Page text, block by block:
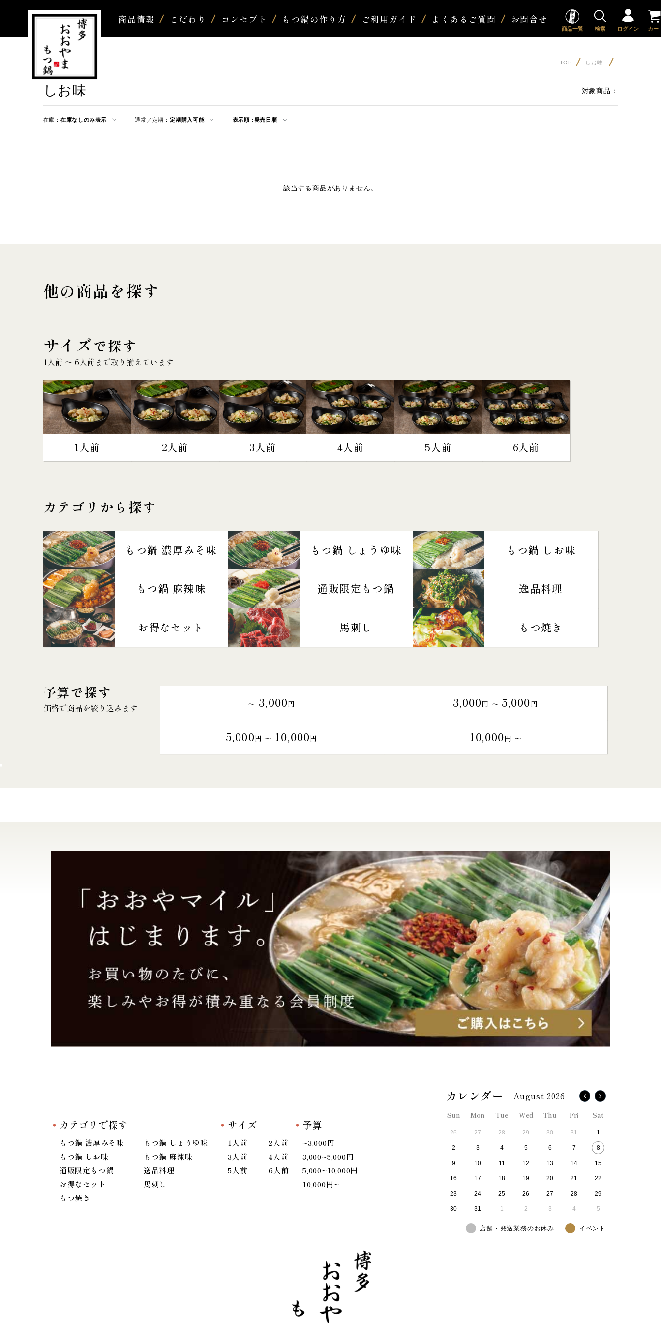
商品情報 こだわり コンセプト もつ鍋の作り方 ご利用ガイド よくあるご質問 お問合せ
商品一覧 検索 ログイン カー
TOP しお味
しお味 対象商品：
在庫： 在庫なしのみ表示 通常／定期： 定期購入可能 表示順 :発売日順
該当する商品がありません。
他の商品を探す
サイズで探す
1人前 〜 6人前まで取り揃えています
1人前 2人前 3人前 4人前 5人前 6人前
カテゴリから探す
もつ鍋 濃厚みそ味 もつ鍋 しょうゆ味 もつ鍋 しお味
もつ鍋 麻辣味 通販限定もつ鍋 逸品料理
お得なセット 馬刺し もつ焼き
予算で探す
価格で商品を絞り込みます ～ 3,000円 3,000円 〜 5,000円
5,000円 〜 10,000円 10,000円 〜
カテゴリで探す
もつ鍋 濃厚みそ味
もつ鍋 しょうゆ味
もつ鍋 しお味
もつ鍋 麻辣味
通販限定もつ鍋
逸品料理
お得なセット
馬刺し
もつ焼き
サイズ
1人前
2人前
3人前
4人前
5人前
6人前
予算
~3,000円
3,000~5,000円
5,000~10,000円
10,000円~
August 2026
Sun Mon Tue Wed Thu Fri Sat
26 27 28 29 30 31 1
2 3 4 5 6 7 8
9 10 11 12 13 14 15
16 17 18 19 20 21 22
23 24 25 26 27 28 29
30 31 1 2 3 4 5
店舗・発送業務のお休み イベント